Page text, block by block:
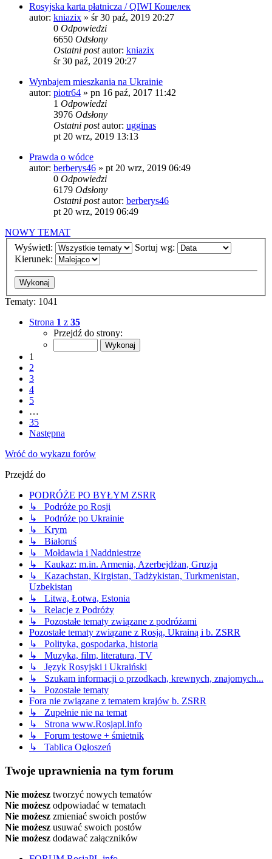
Rosyjska karta płatnicza / QIWI Кошелек
autor: kniazix » śr 30 paź, 2019 20:27
0 Odpowiedzi
6650 Odsłony
Ostatni postautor: kniazix
śr 30 paź, 2019 20:27
Wynbajem mieszkania na Ukrainie
autor: piotr64 » pn 16 paź, 2017 11:42
1 Odpowiedzi
3976 Odsłony
Ostatni postautor: ugginas
pt 20 wrz, 2019 13:13
Prawda o wódce
autor: berberys46 » pt 20 wrz, 2019 06:49
0 Odpowiedzi
6179 Odsłony
Ostatni postautor: berberys46
pt 20 wrz, 2019 06:49
NOWY TEMAT
Wyświetl:
Sortuj wg:
Kierunek:
Tematy: 1041
Strona 1 z 35
Przejdź do strony:
1
2
3
4
5
…
35
Następna
Wróć do wykazu forów
Przejdź do
PODRÓŻE PO BYŁYM ZSRR
↳ Podróże po Rosji
↳ Podróże po Ukrainie
↳ Krym
↳ Białoruś
↳ Mołdawia i Naddniestrze
↳ Kaukaz: m.in. Armenia, Azerbejdżan, Gruzja
↳ Kazachstan, Kirgistan, Tadżykistan, Turkmenistan,
Uzbekistan
↳ Litwa, Łotwa, Estonia
↳ Relacje z Podróży
↳ Pozostałe tematy związane z podróżami
Pozostałe tematy związane z Rosją, Ukrainą i b. ZSRR
↳ Polityka, gospodarka, historia
↳ Muzyka, film, literatura, TV
↳ Język Rosyjski i Ukraiński
↳ Szukam informacji o przodkach, krewnych, znajomych...
↳ Pozostałe tematy
Fora nie związane z tematem krajów b. ZSRR
↳ Zupełnie nie na temat
↳ Strona www.Rosjapl.info
↳ Forum testowe + śmietnik
↳ Tablica Ogłoszeń
Twoje uprawnienia na tym forum
Nie możesz tworzyć nowych tematów
Nie możesz odpowiadać w tematach
Nie możesz zmieniać swoich postów
Nie możesz usuwać swoich postów
Nie możesz dodawać załączników